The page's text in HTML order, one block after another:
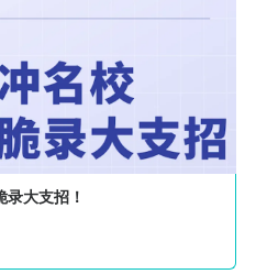
大支招！